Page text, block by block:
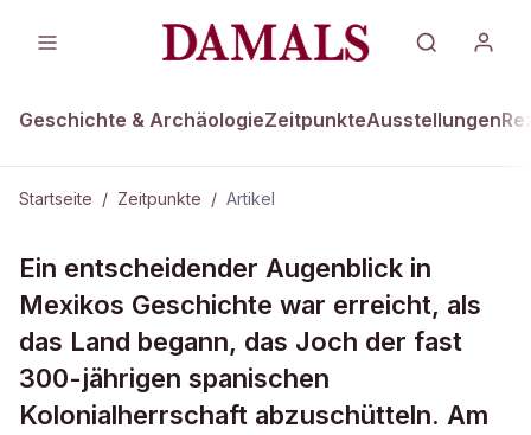
Geschichte & ArchäologieZeitpunkteAusstellungen
Startseite / Zeitpunkte / Artikel
Schritte in die Unabhängigkeit
Ein entscheidender Augenblick in
Mexikos Geschichte war erreicht, als
das Land begann, das Joch der fast
300-jährigen spanischen
Kolonialherrschaft abzuschütteln. Am